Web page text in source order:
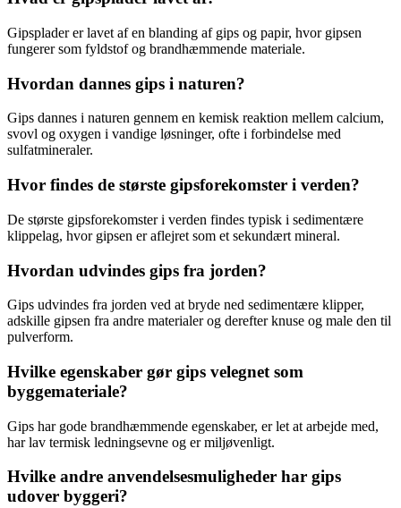
Gipsplader er lavet af en blanding af gips og papir, hvor gipsen
fungerer som fyldstof og brandhæmmende materiale.
Hvordan dannes gips i naturen?
Gips dannes i naturen gennem en kemisk reaktion mellem calcium,
svovl og oxygen i vandige løsninger, ofte i forbindelse med
sulfatmineraler.
Hvor findes de største gipsforekomster i verden?
De største gipsforekomster i verden findes typisk i sedimentære
klippelag, hvor gipsen er aflejret som et sekundært mineral.
Hvordan udvindes gips fra jorden?
Gips udvindes fra jorden ved at bryde ned sedimentære klipper,
adskille gipsen fra andre materialer og derefter knuse og male den til
pulverform.
Hvilke egenskaber gør gips velegnet som
byggemateriale?
Gips har gode brandhæmmende egenskaber, er let at arbejde med,
har lav termisk ledningsevne og er miljøvenligt.
Hvilke andre anvendelsesmuligheder har gips
udover byggeri?